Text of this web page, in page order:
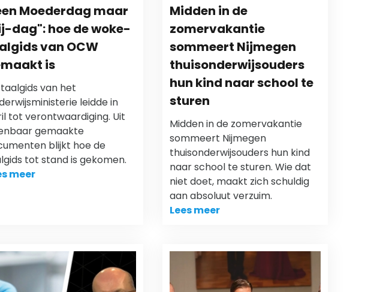
Moederdag maar
dag": hoe de woke-
van OCW
is
van het
leidde in
tot verontwaardiging. Uit
gemaakte
blijkt hoe de
tot stand is gekomen.
meer
Midden in de
zomervakantie
sommeert Nijmegen
thuisonderwijsouders
hun kind naar school te
sturen
Midden in de zomervakantie
sommeert Nijmegen
thuisonderwijsouders hun kind
naar school te sturen. Wie dat
niet doet, maakt zich schuldig
aan absoluut verzuim.
Lees meer